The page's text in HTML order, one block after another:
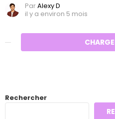
ParAlexy D
il y a environ 5 mois
Rechercher